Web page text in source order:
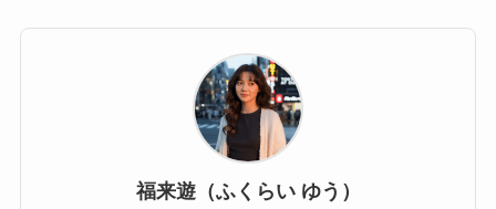
福来遊（ふくらい ゆう）